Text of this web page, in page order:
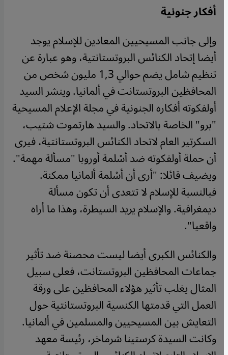
أفكار جنونية
وإلى جانب المسيحيين المعادين للإسلام يوجد
أيضا إتحاد الكنائس البروتستانتية، وهو عبارة عن
تنظيم شامل يضم حوالي 1,3 مليون شخص من
المحافظين البروتستانت في ألمانيا. وينشر السيد
أولفكوته أفكاره الجنونية في مجلة الإعلام المسيحية
"برو" الخاصة بالاتحاد. والسيد هارتموت شتيب،
السكرتير العام لاتحاد الكنائس البروتستانتية، فيرى
أن حملة أولفكوته ضد أسْلمة أوروبا "مسألة مهمة".
ويضيف قائلا: "أرى أن أسْلمة ألمانيا ممكنة.
فبالنسبة للإسلام لا تتعدى أن تكون مسألة
ديمغرافية. والإسلام يريد السيطرة، وهذا ما أراه
واقعيا".
والكنائس الكبرى أيضا ليست محصنة ضد تأثير
جماعات المحافظين البروتستانت، فعلى سبيل
المثال يغلب تأثير هؤلاء المحافظين على ورقة
العمل التي قدمتها الكنسية البروتستانتية حول
التعايش بين المسيحيين والمسلمين في ألمانيا.
وكانت السيدة كرستينا شرماخر، رئيسة معهد